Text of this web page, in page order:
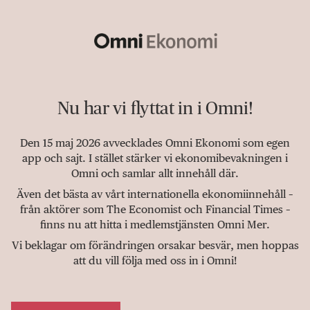
Nu har vi flyttat in i Omni!
Den 15 maj 2026 avvecklades Omni Ekonomi som egen
app och sajt. I stället stärker vi ekonomibevakningen i
Omni och samlar allt innehåll där.
Även det bästa av vårt internationella ekonomiinnehåll –
från aktörer som The Economist och Financial Times –
finns nu att hitta i medlemstjänsten Omni Mer.
Vi beklagar om förändringen orsakar besvär, men hoppas
att du vill följa med oss in i Omni!